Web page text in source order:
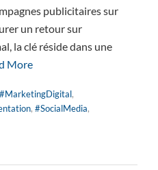
publicitaires sur
un retour sur
la clé réside dans une
More
#MarketingDigital,
, #SocialMedia,